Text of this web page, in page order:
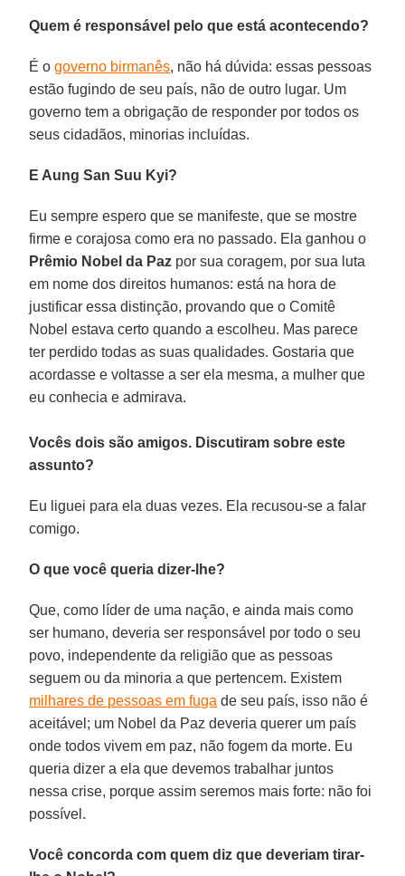
Quem é responsável pelo que está acontecendo?
É ogoverno birmanês, não há dúvida: essas pessoas
estão fugindo de seu país, não de outro lugar. Um
governo tem a obrigação de responder por todos os
seus cidadãos, minorias incluídas.
E Aung San Suu Kyi?
Eu sempre espero que se manifeste, que se mostre
firme e corajosa como era no passado. Ela ganhou o
Prêmio Nobel da Paz por sua coragem, por sua luta
em nome dos direitos humanos: está na hora de
justificar essa distinção, provando que o Comitê
Nobel estava certo quando a escolheu. Mas parece
ter perdido todas as suas qualidades. Gostaria que
acordasse e voltasse a ser ela mesma, a mulher que
eu conhecia e admirava.
Vocês dois são amigos. Discutiram sobre este
assunto?
Eu liguei para ela duas vezes. Ela recusou-se a falar
comigo.
O que você queria dizer-lhe?
Que, como líder de uma nação, e ainda mais como
ser humano, deveria ser responsável por todo o seu
povo, independente da religião que as pessoas
seguem ou da minoria a que pertencem. Existem
milhares de pessoas em fuga de seu país, isso não é
aceitável; um Nobel da Paz deveria querer um país
onde todos vivem em paz, não fogem da morte. Eu
queria dizer a ela que devemos trabalhar juntos
nessa crise, porque assim seremos mais forte: não foi
possível.
Você concorda com quem diz que deveriam tirar-